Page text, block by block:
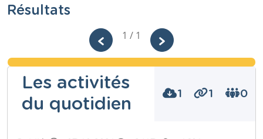
Résultats
1 / 1
Les activités
du quotidien
1 1 0